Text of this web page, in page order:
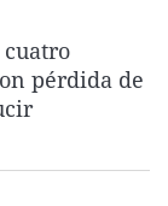
viajera
el perro y el
de
cuatro
pérdida de